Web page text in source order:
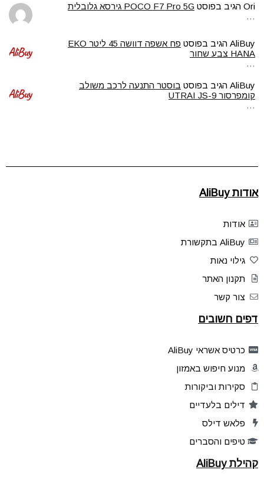
Ori הגיב בפוסט POCO F7 Pro 5G גירסא גלובלית
…
AliBuy הגיב בפוסט
פח אשפה דוושה 45 ליטר EKO
HANA צבע שחור
…
AliBuy הגיב בפוסט בוסטר התנעה לרכב משולב
קומפרסור UTRAI JS-9
…
אודות AliBuy
אודות
AliBuy בתקשורת
גילוי נאות
תקנון האתר
צור קשר
דפים חשובים
כרטיס אשראי AliBuy
מנוע חיפוש באמזון
סקירות וביקורות
דילים בלעדיים
פלאש דילס
טיפים והסברים
קהילת AliBuy